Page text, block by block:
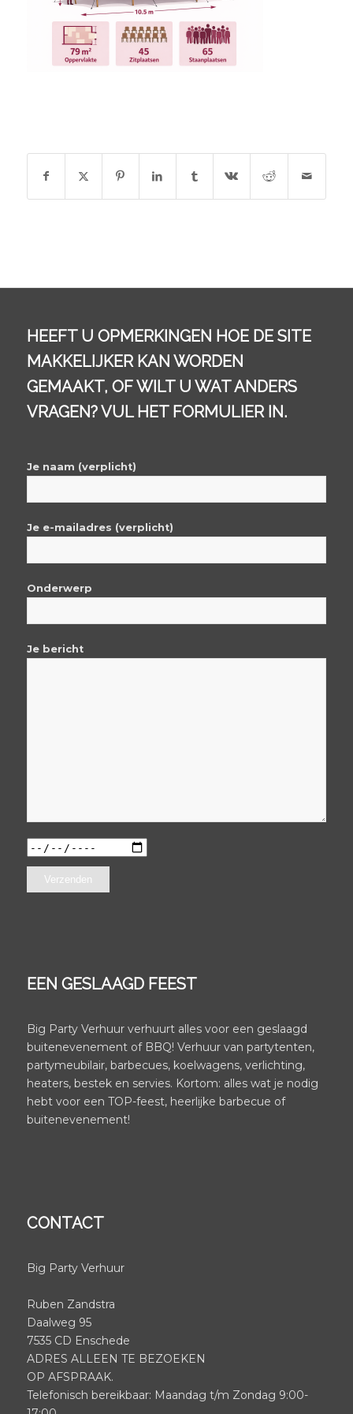
HEEFT U OPMERKINGEN HOE DE SITE
MAKKELIJKER KAN WORDEN
GEMAAKT, OF WILT U WAT ANDERS
VRAGEN? VUL HET FORMULIER IN.
Je naam (verplicht)
Je e-mailadres (verplicht)
Onderwerp
Je bericht
EEN GESLAAGD FEEST
Big Party Verhuur verhuurt alles voor een geslaagd
buitenevenement of BBQ! Verhuur van partytenten,
partymeubilair, barbecues, koelwagens, verlichting,
heaters, bestek en servies. Kortom: alles wat je nodig
hebt voor een TOP-feest, heerlijke barbecue of
buitenevenement!
CONTACT
Big Party Verhuur
Ruben Zandstra
Daalweg 95
7535 CD Enschede
ADRES ALLEEN TE BEZOEKEN
OP AFSPRAAK.
Telefonisch bereikbaar: Maandag t/m Zondag 9:00-